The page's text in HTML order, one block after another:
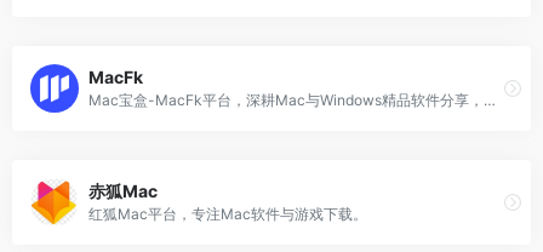
MacFk
Mac宝盒-MacFk平台，深耕Mac与Windows精品软件分享，搜罗各类实用电脑软件资源
赤狐Mac
红狐Mac平台，专注Mac软件与游戏下载。